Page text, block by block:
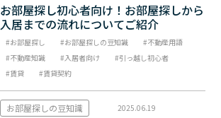
お部屋探し初心者向け！お部屋探しから
入居までの流れについてご紹介
お部屋探し お部屋探しの豆知識
不動産用語
不動産知識
入居者向け
引っ越し初心者
賃貸
賃貸契約
お部屋探しの豆知識 2025.06.19